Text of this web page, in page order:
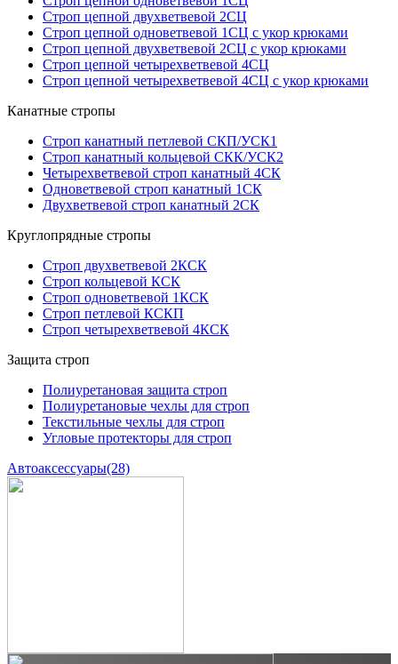
Строп цепной двухветвевой 2СЦ
Строп цепной одноветвевой 1СЦ с укор крюками
Строп цепной двухветвевой 2СЦ с укор крюками
Строп цепной четырехветвевой 4СЦ
Строп цепной четырехветвевой 4СЦ с укор крюками
Канатные стропы
Строп канатный петлевой СКП/УСК1
Строп канатный кольцевой СКК/УСК2
Четырехветвевой строп канатный 4СК
Одноветвевой строп канатный 1СК
Двухветвевой строп канатный 2СК
Круглопрядные стропы
Строп двухветвевой 2КСК
Строп кольцевой КСК
Строп одноветвевой 1КСК
Строп петлевой КСКП
Строп четырехветвевой 4КСК
Защита строп
Полиуретановая защита строп
Полиуретановые чехлы для строп
Текстильные чехлы для строп
Угловые протекторы для строп
Автоаксессуары(28)